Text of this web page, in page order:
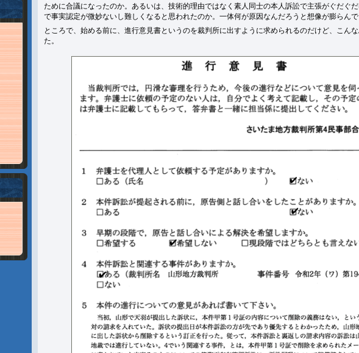
ために合議になったのか。あるいは、技術的理由ではなく素人同士の本人訴訟で主張がぐだぐ
で事実認定が微妙ないし難しくなると思われたのか。一体何が原因なんだろうと想像が膨らんで
ところで、始める前に、進行意見書というのを裁判所に出すように求められるのだけど、こん
た。